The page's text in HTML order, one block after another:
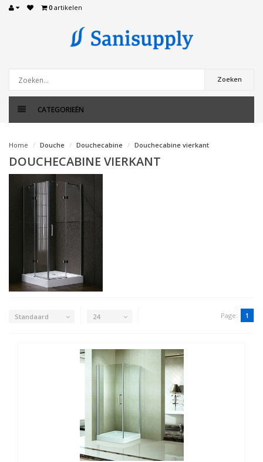
0 artikelen
Zoeken
CATEGORIEËN
Home Douche Douchecabine Douchecabine vierkant
DOUCHECABINE VIERKANT
Standaard 24 Page: 1